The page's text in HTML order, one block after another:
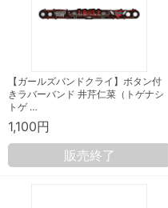
【ガールズバンドクライ】ボタン付
きラバーバンド 井芹仁菜（トゲナシ
トゲ …
1,100円
販売終了